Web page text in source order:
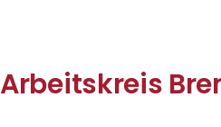
Arbeitskreis